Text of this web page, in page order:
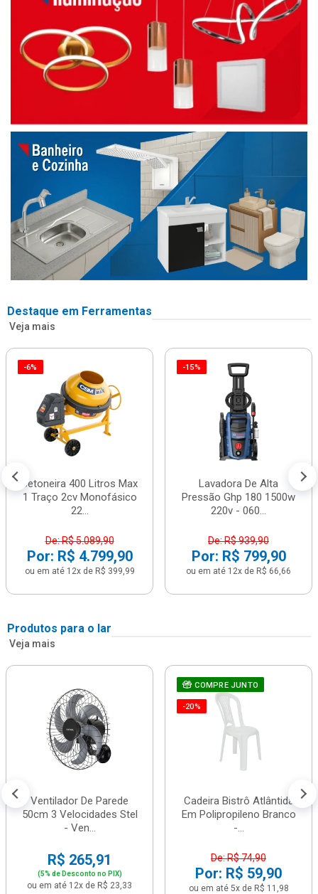
Destaque em Ferramentas
Veja mais
-6%
Betoneira 400 Litros Max
1 Traço 2cv Monofásico
22...
De: R$ 5.089,90
Por: R$ 4.799,90
ou em até 12x de R$ 399,99
-15%
Lavadora De Alta
Pressão Ghp 180 1500w
220v - 060...
De: R$ 939,90
Por: R$ 799,90
ou em até 12x de R$ 66,66
Produtos para o lar
Veja mais
Ventilador De Parede
50cm 3 Velocidades Stel
- Ven...
R$ 265,91
(5% de Desconto no PIX)
ou em até 12x de R$ 23,33
COMPRE JUNTO
-20%
Cadeira Bistrô Atlântida
Em Polipropileno Branco
-...
De: R$ 74,90
Por: R$ 59,90
ou em até 5x de R$ 11,98